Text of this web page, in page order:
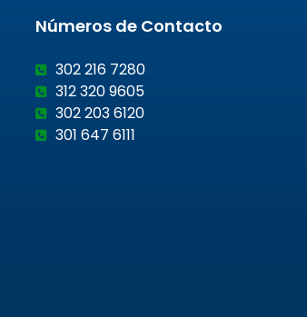
Números de Contacto
302 216 7280
312 320 9605
302 203 6120
301 647 6111